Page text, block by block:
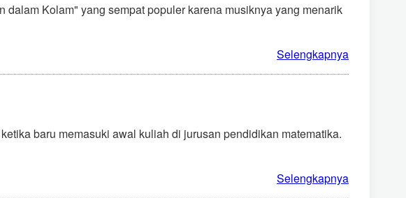
Kolam" yang sempat populer karena musiknya yang menarik
Selengkapnya
baru memasuki awal kuliah di jurusan pendidikan matematika.
Selengkapnya